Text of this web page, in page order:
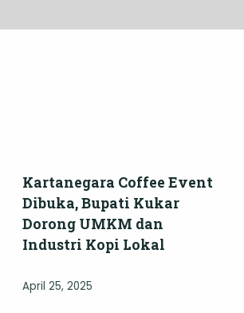
Kartanegara Coffee Event
Dibuka, Bupati Kukar
Dorong UMKM dan
Industri Kopi Lokal
April 25, 2025